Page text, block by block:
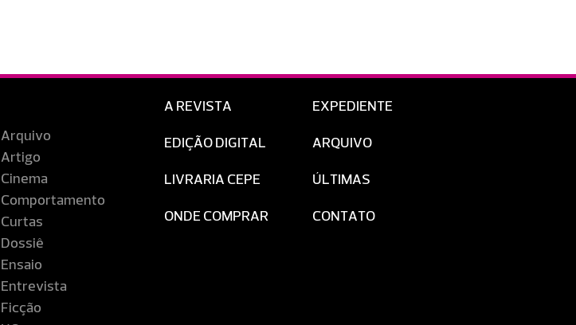
Arquivo
Artigo
Cinema
Comportamento
Curtas
Dossiê
Ensaio
Entrevista
Ficção
A REVISTA
EDIÇÃO DIGITAL
LIVRARIA CEPE
ONDE COMPRAR
EXPEDIENTE
ARQUIVO
ÚLTIMAS
CONTATO